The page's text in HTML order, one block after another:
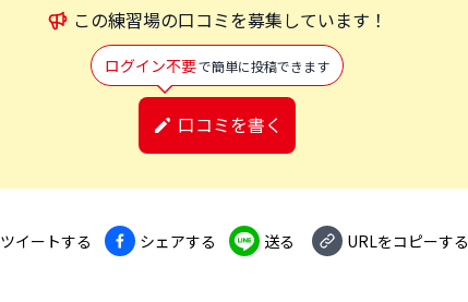
この練習場の口コミを募集しています！
ログイン不要で簡単に投稿できます
口コミを書く
ツイートする シェアする 送る URLをコピーする